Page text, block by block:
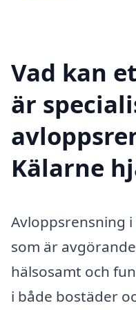
Vad kan
är
Kälarne
Avloppsrensning
som är
hälsosamt och
i både bostäder